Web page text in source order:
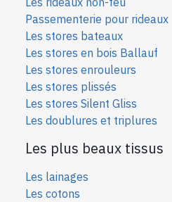
Passementerie pour rideaux
Les stores bateaux
Les stores en bois Ballauf
Les stores enrouleurs
Les stores plissés
Les stores Silent Gliss
Les doublures et triplures
Les plus beaux tissus
Les lainages
Les cotons